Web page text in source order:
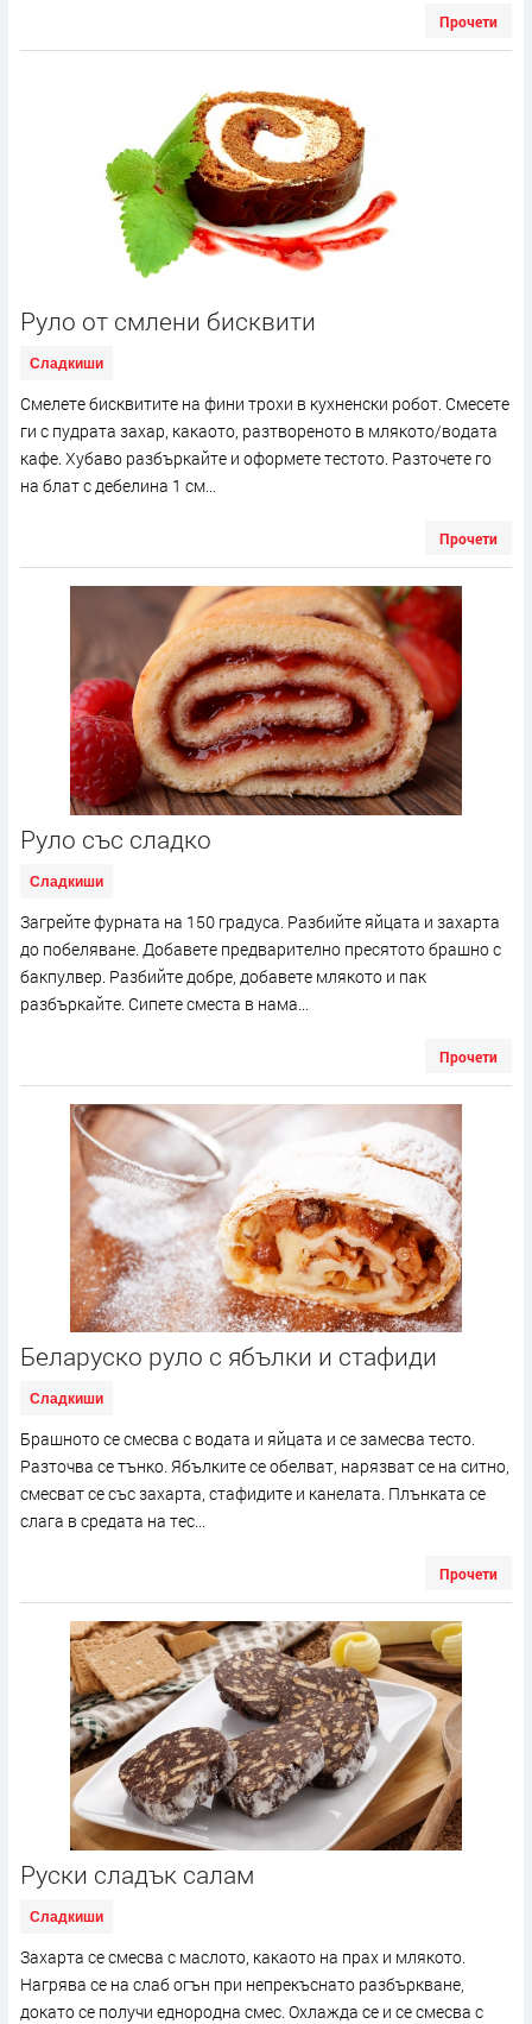
Прочети
Руло от смлени бисквити
Сладкиши
Смелете бисквитите на фини трохи в кухненски робот. Смесете
ги с пудрата захар, какаото, разтвореното в млякото/водата
кафе. Хубаво разбъркайте и оформете тестото. Разточете го
на блат с дебелина 1 см...
Прочети
Руло със сладко
Сладкиши
Загрейте фурната на 150 градуса. Разбийте яйцата и захарта
до побеляване. Добавете предварително пресятото брашно с
бакпулвер. Разбийте добре, добавете млякото и пак
разбъркайте. Сипете сместа в нама...
Прочети
Беларуско руло с ябълки и стафиди
Сладкиши
Брашното се смесва с водата и яйцата и се замесва тесто.
Разточва се тънко. Ябълките се обелват, нарязват се на ситно,
смесват се със захарта, стафидите и канелата. Плънката се
слага в средата на тес...
Прочети
Руски сладък салам
Сладкиши
Захарта се смесва с маслото, какаото на прах и млякото.
Нагрява се на слаб огън при непрекъснато разбъркване,
докато се получи еднородна смес. Охлажда се и се смесва с